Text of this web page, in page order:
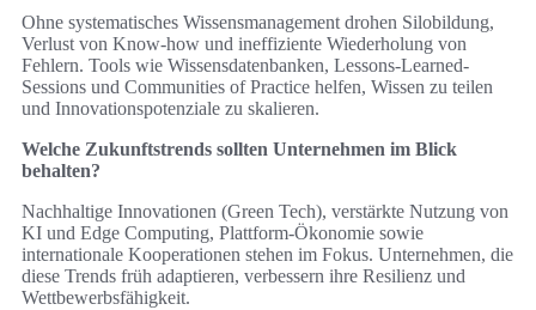
Ohne systematisches Wissensmanagement drohen Silobildung,
Verlust von Know-how und ineffiziente Wiederholung von
Fehlern. Tools wie Wissensdatenbanken, Lessons-Learned-
Sessions und Communities of Practice helfen, Wissen zu teilen
und Innovationspotenziale zu skalieren.
Welche Zukunftstrends sollten Unternehmen im Blick
behalten?
Nachhaltige Innovationen (Green Tech), verstärkte Nutzung von
KI und Edge Computing, Plattform-Ökonomie sowie
internationale Kooperationen stehen im Fokus. Unternehmen, die
diese Trends früh adaptieren, verbessern ihre Resilienz und
Wettbewerbsfähigkeit.